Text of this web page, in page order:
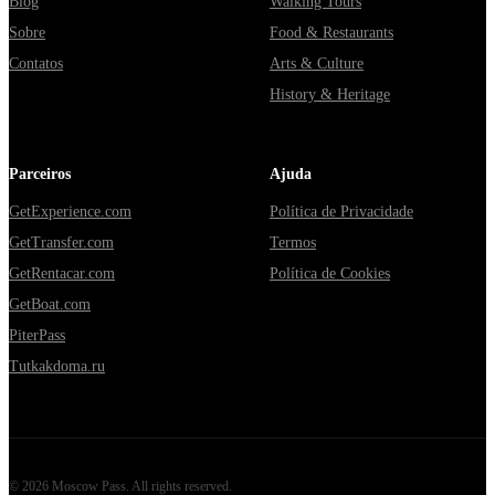
Sobre
Contatos
Food & Restaurants
Arts & Culture
History & Heritage
Parceiros
GetExperience.com
GetTransfer.com
GetRentacar.com
GetBoat.com
PiterPass
Tutkakdoma.ru
Ajuda
Política de Privacidade
Termos
Política de Cookies
© 2026 Moscow Pass. All rights reserved.